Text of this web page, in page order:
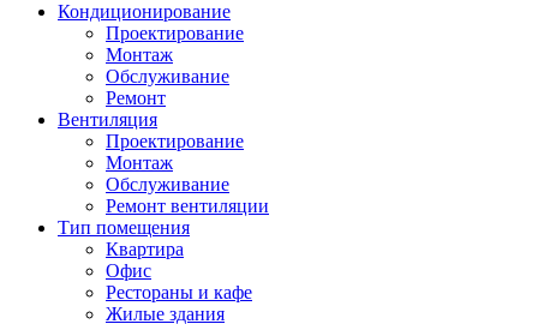
Кондиционирование
Проектирование
Монтаж
Обслуживание
Ремонт
Вентиляция
Проектирование
Монтаж
Обслуживание
Ремонт вентиляции
Тип помещения
Квартира
Офис
Рестораны и кафе
Жилые здания